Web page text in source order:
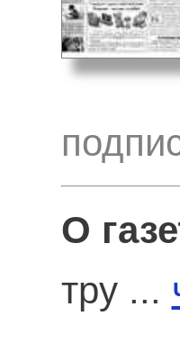
О
тру ...